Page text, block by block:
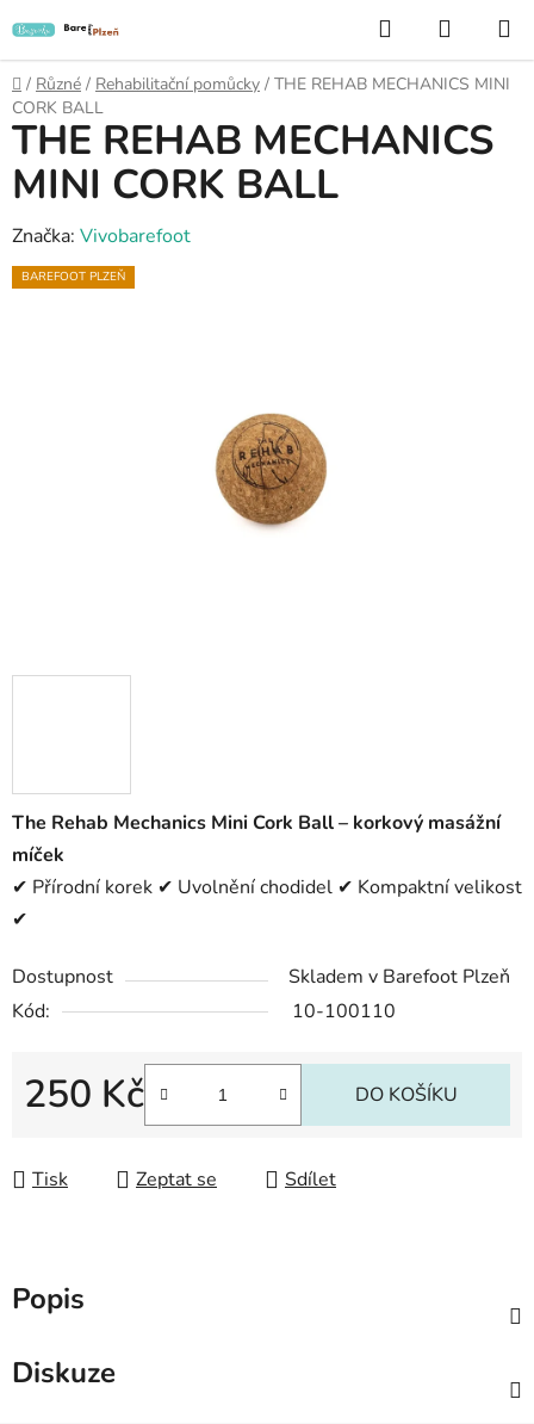
na
obsah
Hledat
KOŠÍK
Domů
/ Různé / Rehabilitační pomůcky / THE REHAB MECHANICS MINI
CORK BALL
The Rehab Mechanics Mini Cork Ball – korkový masážní
míček
✔ Přírodní korek ✔ Uvolnění chodidel ✔ Kompaktní velikost
✔
Dostupnost
Skladem v Barefoot Plzeň
Kód:
10-100110
250 Kč DO KOŠÍKU
Tisk Zeptat se Sdílet
THE REHAB MECHANICS
MINI CORK BALL
Značka: Vivobarefoot
BAREFOOT PLZEŇ
Popis
Diskuze